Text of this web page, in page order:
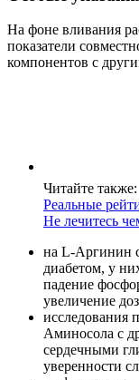
На фоне вливания
показатели
компонентов с
Читайте также:
Реальные
Не лечитесь
на L-Аргинин
диабетом, у
падение
увеличение
исследования
Аминосола с
сердечными
уверенности